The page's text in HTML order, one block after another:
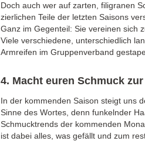
Doch auch wer auf zarten, filigranen
zierlichen Teile der letzten Saisons
Ganz im Gegenteil: Sie vereinen sich
Viele verschiedene, unterschiedlich
Armreifen im Gruppenverband
4. Macht euren Schmuck
In der kommenden Saison steigt uns
Sinne des Wortes, denn funkelnder
Schmucktrends der kommenden
ist dabei alles, was gefällt und zum